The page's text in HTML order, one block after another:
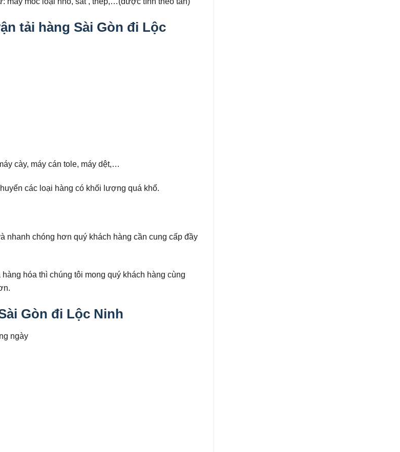
tải hàng Sài Gòn đi Lộc
cày, máy cán tole, máy dệt,…
các loại hàng có khối lượng quá khổ.
nhanh chóng hơn quý khách hàng cần cung cấp đầy
hóa thì chúng tôi mong quý khách hàng cùng
Gòn đi Lộc Ninh
ngày